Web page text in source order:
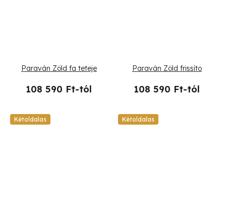
Paraván Zöld fa teteje
108 590 Ft-tól
Paraván Zöld frissíto
108 590 Ft-tól
Kétoldalas Kétoldalas